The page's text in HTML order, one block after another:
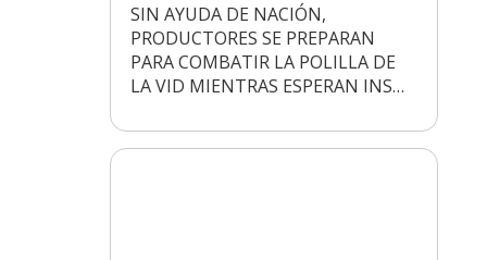
SIN AYUDA DE NACIÓN,
PRODUCTORES SE PREPARAN
PARA COMBATIR LA POLILLA DE
LA VID MIENTRAS ESPERAN INS…